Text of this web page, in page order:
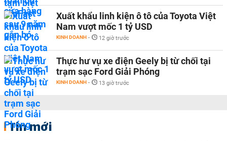
Xuất khẩu linh kiện ô tô của Toyota Việt
Nam vượt mốc 1 tỷ USD
KINH DOANH - 12 giờ trước
Thực hư vụ xe điện Geely bị từ chối tại
trạm sạc Ford Giải Phóng
KINH DOANH - 13 giờ trước
Tin mới